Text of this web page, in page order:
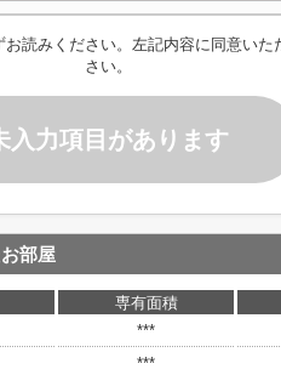
お読みください。左記内容に同意い
さい。
入力項目があります
部屋
専有面積
***
***